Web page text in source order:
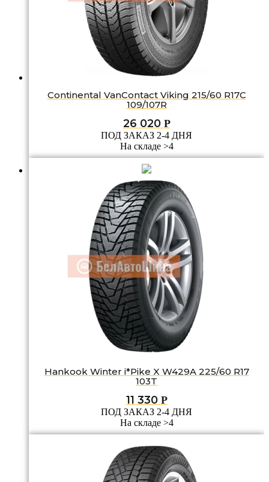
Continental VanContact Viking 215/60 R17C
109/107R
26 020 Р
ПОД ЗАКАЗ 2-4 ДНЯ
На складе >4
Hankook Winter i*Pike X W429A 225/60 R17
103T
11 330 Р
ПОД ЗАКАЗ 2-4 ДНЯ
На складе >4